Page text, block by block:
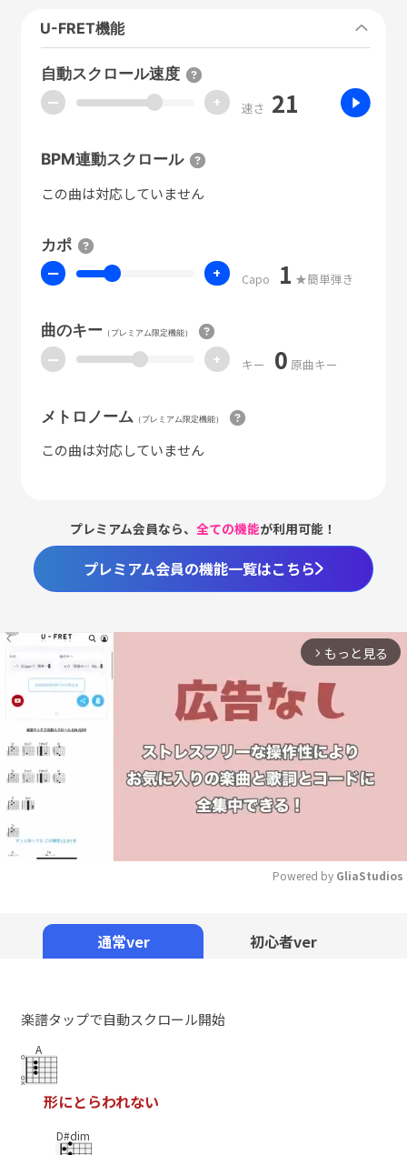
U-FRET機能
自動スクロール速度
ー + 速さ 21
BPM連動スクロール
この曲は対応していません
カポ
ー + Capo 1 ★簡単弾き
曲のキー（プレミアム限定機能）
ー + キー 0 原曲キー
メトロノーム （プレミアム限定機能）
この曲は対応していません
プレミアム会員なら、全ての機能が利用可能！
プレミアム会員の機能一覧はこちら
arrow_forward_ios もっと見る
Powered by GliaStudios
通常ver 初心者ver
楽譜タップで自動スクロール開始
A
形にとらわれない
D#dim